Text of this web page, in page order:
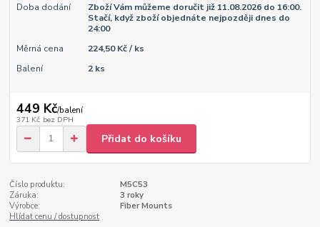
Doba dodání
Zboží Vám můžeme doručit již 11.08.2026 do 16:00.
Stačí, když zboží objednáte nejpozději dnes do
24:00
Měrná cena
224,50 Kč / ks
Balení
2 ks
449 Kč/balení
371 Kč bez DPH
Přidat do košíku
Číslo produktu:
M5C53
Záruka:
3 roky
Výrobce:
Fiber Mounts
Hlídat cenu / dostupnost